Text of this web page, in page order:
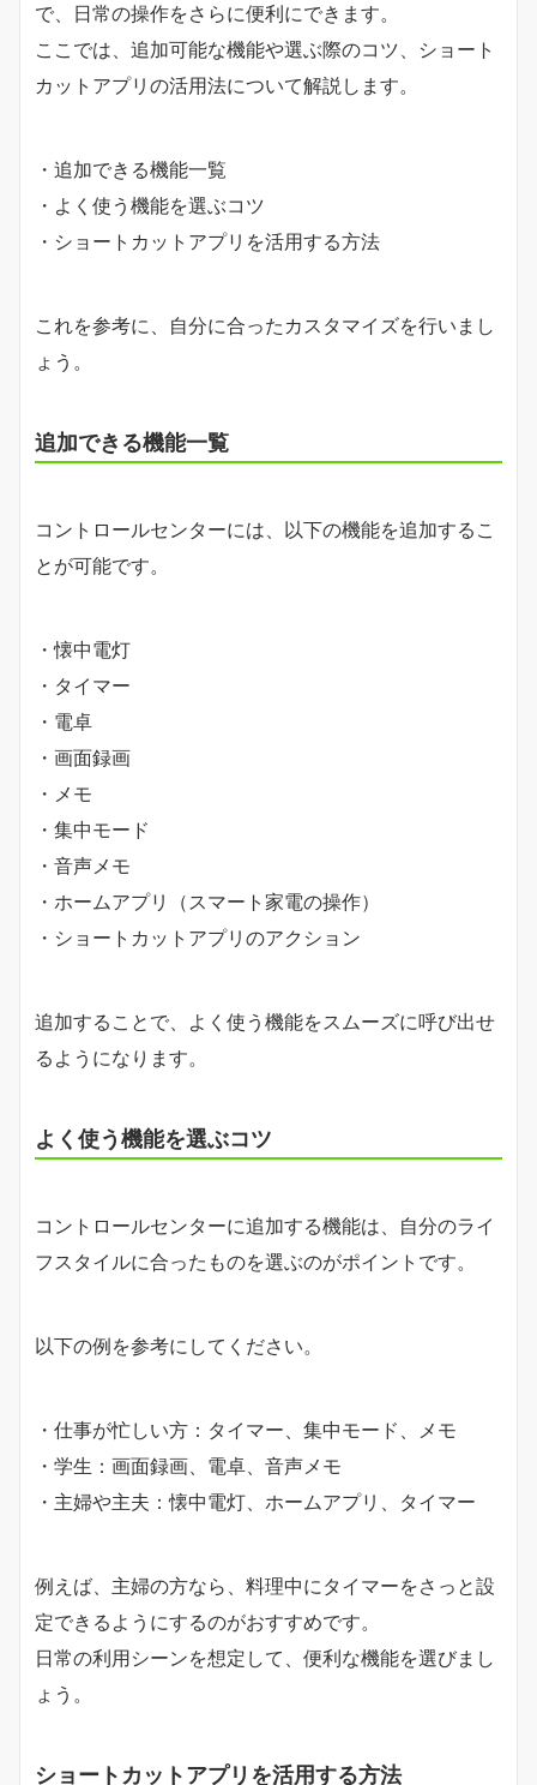
で、日常の操作をさらに便利にできます。
ここでは、追加可能な機能や選ぶ際のコツ、ショート
カットアプリの活用法について解説します。
・追加できる機能一覧
・よく使う機能を選ぶコツ
・ショートカットアプリを活用する方法
これを参考に、自分に合ったカスタマイズを行いまし
ょう。
追加できる機能一覧
コントロールセンターには、以下の機能を追加するこ
とが可能です。
・懐中電灯
・タイマー
・電卓
・画面録画
・メモ
・集中モード
・音声メモ
・ホームアプリ（スマート家電の操作）
・ショートカットアプリのアクション
追加することで、よく使う機能をスムーズに呼び出せ
るようになります。
よく使う機能を選ぶコツ
コントロールセンターに追加する機能は、自分のライ
フスタイルに合ったものを選ぶのがポイントです。
以下の例を参考にしてください。
・仕事が忙しい方：タイマー、集中モード、メモ
・学生：画面録画、電卓、音声メモ
・主婦や主夫：懐中電灯、ホームアプリ、タイマー
例えば、主婦の方なら、料理中にタイマーをさっと設
定できるようにするのがおすすめです。
日常の利用シーンを想定して、便利な機能を選びまし
ょう。
ショートカットアプリを活用する方法